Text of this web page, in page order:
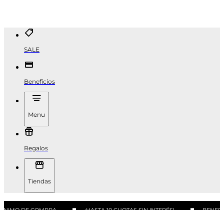
SALE
Beneficios
Menu
Regalos
Tiendas